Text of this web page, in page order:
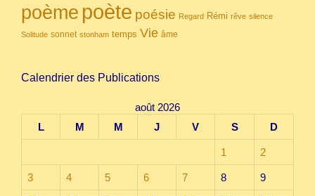
poème poète poésie Regard Rémi rêve silence
Solitude sonnet stonham temps Vie âme
Calendrier des Publications
août 2026
L
M M J V S D
1 2
3 4 5 6 7 8 9